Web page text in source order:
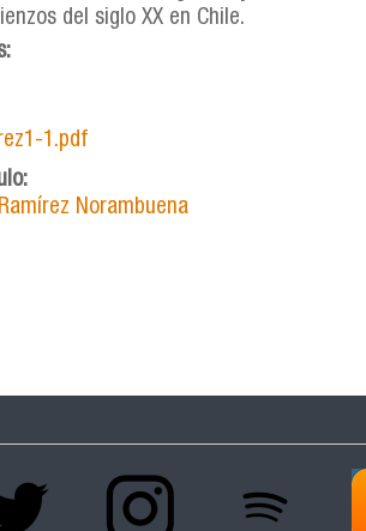
del siglo XX en Chile.
1.pdf
Norambuena